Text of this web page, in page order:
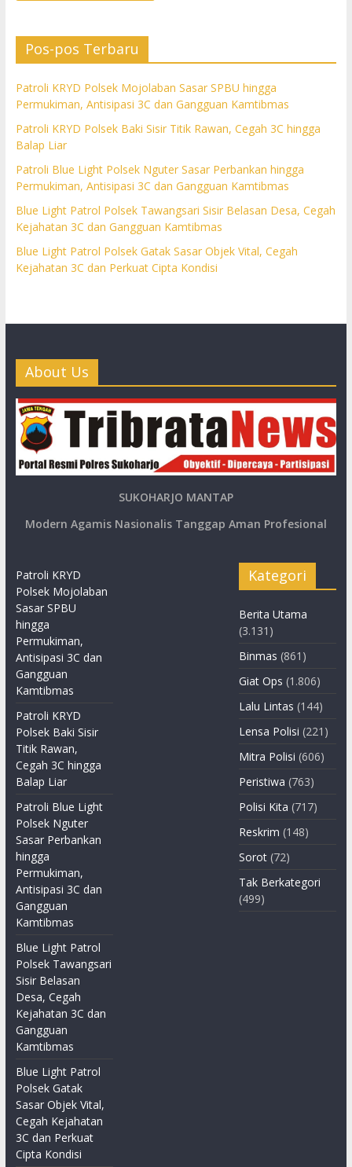
Pos-pos Terbaru
Patroli KRYD Polsek Mojolaban Sasar SPBU hingga
Permukiman, Antisipasi 3C dan Gangguan Kamtibmas
Patroli KRYD Polsek Baki Sisir Titik Rawan, Cegah 3C hingga
Balap Liar
Patroli Blue Light Polsek Nguter Sasar Perbankan hingga
Permukiman, Antisipasi 3C dan Gangguan Kamtibmas
Blue Light Patrol Polsek Tawangsari Sisir Belasan Desa, Cegah
Kejahatan 3C dan Gangguan Kamtibmas
Blue Light Patrol Polsek Gatak Sasar Objek Vital, Cegah
Kejahatan 3C dan Perkuat Cipta Kondisi
About Us
SUKOHARJO MANTAP
Modern Agamis Nasionalis Tanggap Aman Profesional
Patroli KRYD
Polsek Mojolaban
Sasar SPBU
hingga
Permukiman,
Antisipasi 3C dan
Gangguan
Kamtibmas
Patroli KRYD
Polsek Baki Sisir
Titik Rawan,
Cegah 3C hingga
Balap Liar
Patroli Blue Light
Polsek Nguter
Sasar Perbankan
hingga
Permukiman,
Antisipasi 3C dan
Gangguan
Kamtibmas
Blue Light Patrol
Polsek Tawangsari
Sisir Belasan
Desa, Cegah
Kejahatan 3C dan
Gangguan
Kamtibmas
Blue Light Patrol
Polsek Gatak
Sasar Objek Vital,
Cegah Kejahatan
3C dan Perkuat
Cipta Kondisi
Kategori
Berita Utama
(3.131)
Binmas (861)
Giat Ops (1.806)
Lalu Lintas (144)
Lensa Polisi (221)
Mitra Polisi (606)
Peristiwa (763)
Polisi Kita (717)
Reskrim (148)
Sorot (72)
Tak Berkategori
(499)